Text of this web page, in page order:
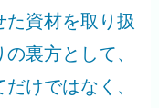
た資材を取り扱
裏方として、
けではなく、